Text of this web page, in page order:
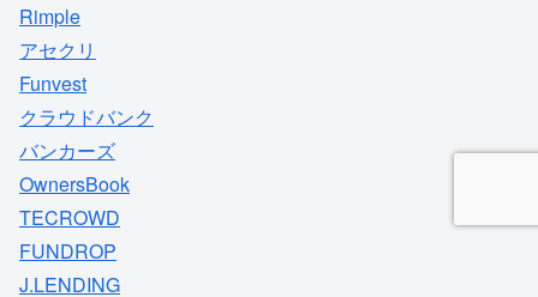
Rimple
アセクリ
Funvest
クラウドバンク
バンカーズ
OwnersBook
TECROWD
FUNDROP
J.LENDING